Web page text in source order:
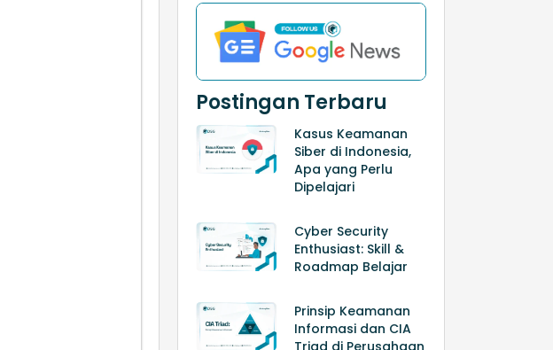
Postingan Terbaru
Kasus Keamanan
Siber di Indonesia,
Apa yang Perlu
Dipelajari
Cyber Security
Enthusiast: Skill &
Roadmap Belajar
Prinsip Keamanan
Informasi dan CIA